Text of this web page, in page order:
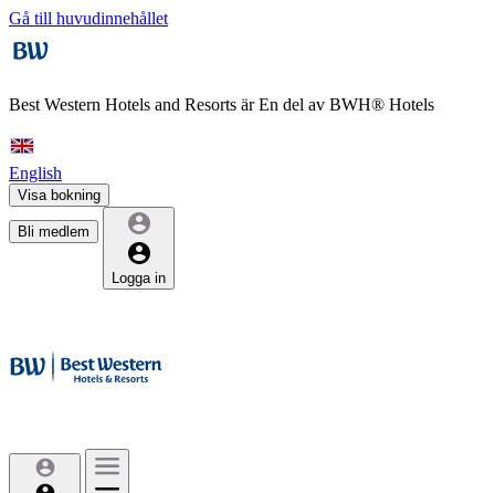
Gå till huvudinnehållet
Best Western Hotels and Resorts ärEn del av BWH® Hotels
English
Visa bokning
Bli medlem
Logga in